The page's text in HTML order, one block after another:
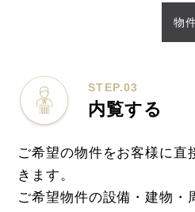
物
STEP.03
内覧する
ご希望の物件をお客様に直
きます。
ご希望物件の設備・建物・